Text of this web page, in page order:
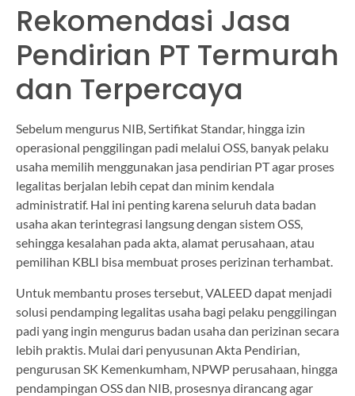
Rekomendasi Jasa
Pendirian PT Termurah
dan Terpercaya
Sebelum mengurus NIB, Sertifikat Standar, hingga izin
operasional penggilingan padi melalui OSS, banyak pelaku
usaha memilih menggunakan jasa pendirian PT agar proses
legalitas berjalan lebih cepat dan minim kendala
administratif. Hal ini penting karena seluruh data badan
usaha akan terintegrasi langsung dengan sistem OSS,
sehingga kesalahan pada akta, alamat perusahaan, atau
pemilihan KBLI bisa membuat proses perizinan terhambat.
Untuk membantu proses tersebut, VALEED dapat menjadi
solusi pendamping legalitas usaha bagi pelaku penggilingan
padi yang ingin mengurus badan usaha dan perizinan secara
lebih praktis. Mulai dari penyusunan Akta Pendirian,
pengurusan SK Kemenkumham, NPWP perusahaan, hingga
pendampingan OSS dan NIB, prosesnya dirancang agar